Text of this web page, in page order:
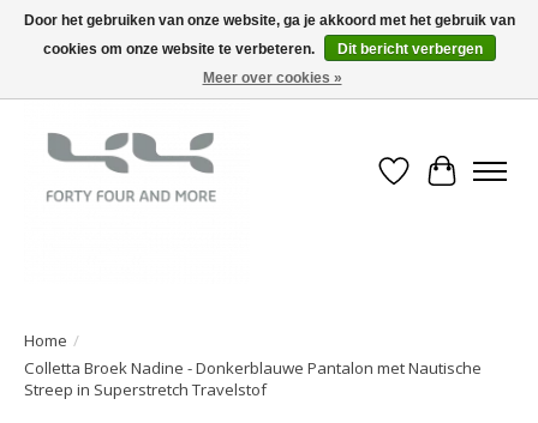
Verlanglijst
Home /
Colletta Broek Nadine - Donkerblauwe Pantalon met Nautische
Streep in Superstretch Travelstof
Door het gebruiken van onze website, ga je akkoord met het gebruik van
cookies om onze website te verbeteren.
Dit bericht verbergen
Meer over cookies »